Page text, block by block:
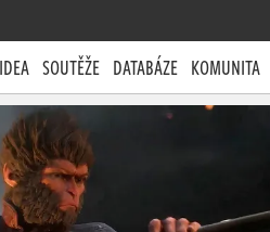
SOUTĚŽE DATABÁZE KOMUNITA